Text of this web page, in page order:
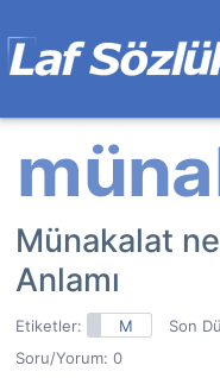
Münakalat
Anlamı
Etiketler: M Son
Soru/Yorum: 0